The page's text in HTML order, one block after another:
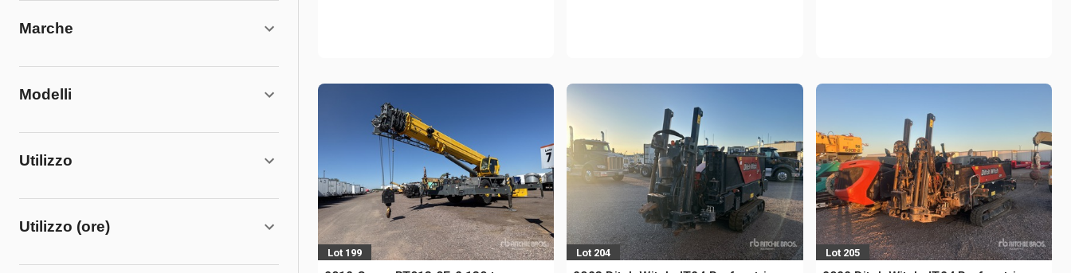
Marche
Modelli
Utilizzo
Utilizzo (ore)
Lot 199 Lot 204 Lot 205